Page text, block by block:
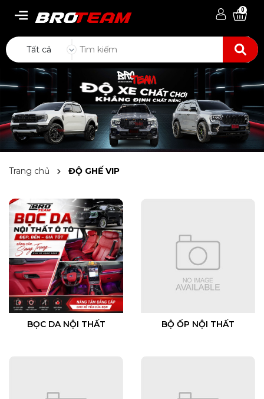
0
Tất cả
Trang chủ ĐỘ GHẾ VIP
BỌC DA NỘI THẤT BỘ ỐP NỘI THẤT